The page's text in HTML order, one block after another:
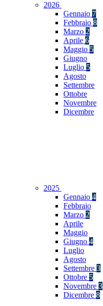
2026
Gennaio 7
Febbraio 8
Marzo 2
Aprile 6
Maggio 5
Giugno
Luglio 5
Agosto
Settembre
Ottobre
Novembre
Dicembre
2025
Gennaio 4
Febbraio
Marzo 2
Aprile
Maggio
Giugno 4
Luglio
Agosto
Settembre 3
Ottobre 5
Novembre 3
Dicembre 8